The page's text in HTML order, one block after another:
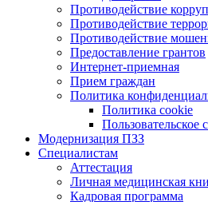
Противодействие
Противодействие
Противодействие
Предоставление грантов
Интернет-приемная
Прием граждан
Политика
Политика cookie
Пользовательское
Модернизация ПЗЗ
Специалистам
Аттестация
Личная медицинская
Кадровая программа